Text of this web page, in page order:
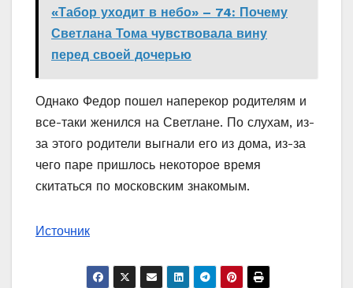
«Табор уходит в небо» – 74: Почему
Светлана Тома чувствовала вину
перед своей дочерью
Однако Федор пошел наперекор родителям и
все-таки женился на Светлане. По слухам, из-
за этого родители выгнали его из дома, из-за
чего паре пришлось некоторое время
скитаться по московским знакомым.
Источник